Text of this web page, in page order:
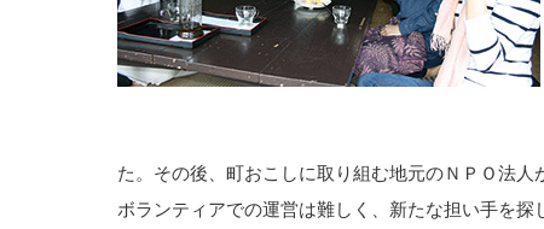
た。その後、町おこしに取り組む地元のＮＰＯ法人
ボランティアでの運営は難しく、新たな担い手を探